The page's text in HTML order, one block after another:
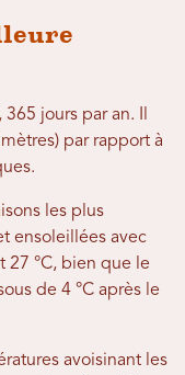
jours par an. Il
par rapport à
les plus
ensoleillées avec
27 °C, bien que le
de 4 °C après le
avoisinant les